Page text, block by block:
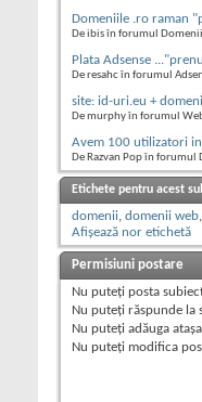
Domeniile .ro raman
De ibis în forumul Domenii
Plata Adsense
De resahc în forumul
site: id-uri.eu +
De murphy în forumul
Avem 100 utilizatori
De Razvan Pop în
Etichete pentru acest
domenii, domenii web,
Afișează nor etichetă
Permisiuni postare
Nu puteţi posta
Nu puteţi răspunde la
Nu puteţi adăuga
Nu puteţi modifica